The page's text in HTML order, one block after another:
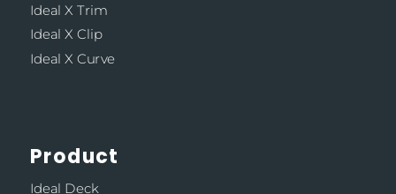
Ideal X Trim
Ideal X Clip
Ideal X Curve
Product
Ideal Deck